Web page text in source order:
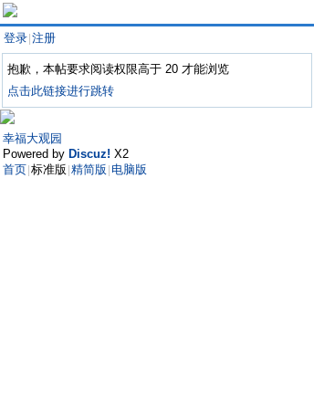
登录 注册
抱歉，本帖要求阅读权限高于 20 才能浏览
点击此链接进行跳转
幸福大观园
Powered by Discuz! X2
首页 标准版 精简版 电脑版